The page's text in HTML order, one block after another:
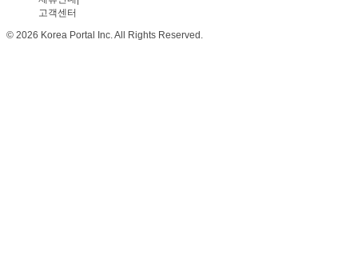
고객센터
© 2026 Korea Portal Inc. All Rights Reserved.